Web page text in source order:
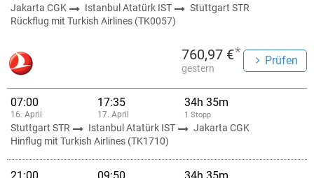
Jakarta CGK Istanbul Atatürk IST
Stuttgart STR
Rückflug mit Turkish Airlines (TK0057)
760,97 €*
gestern
Prüfen
07:00
16. April
17:35
17. April
34h 35m
1 Stopp
Stuttgart STR Istanbul Atatürk IST
Jakarta CGK
Hinflug mit Turkish Airlines (TK1710)